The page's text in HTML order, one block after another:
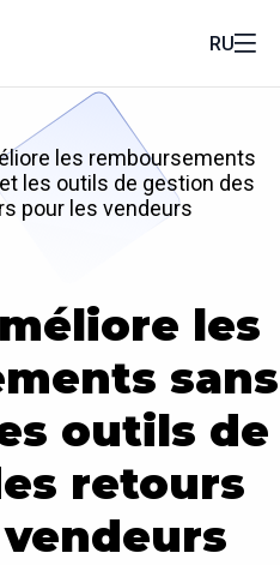
RU
les remboursements
les outils de gestion des
pour les vendeurs
les
sans
outils de
retours